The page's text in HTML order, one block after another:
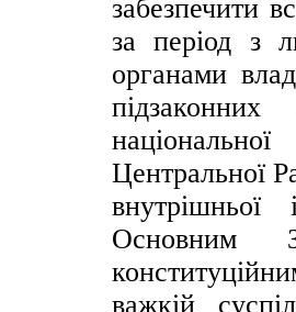
забезпечити
за період з
органами
Центральної
Основним
важкій